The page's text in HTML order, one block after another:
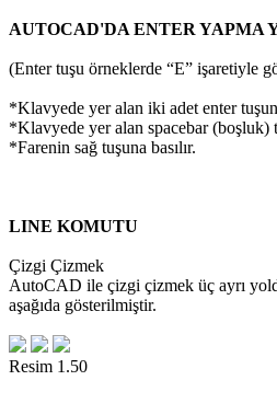
AUTOCAD'DA ENTER YAPMA
(Enter tuşu örneklerde “E” işaretiyle
*Klavyede yer alan iki adet enter
*Klavyede yer alan spacebar (boşluk)
*Farenin sağ tuşuna basılır.
LINE KOMUTU
Çizgi Çizmek
AutoCAD ile çizgi çizmek üç ayrı
aşağıda gösterilmiştir.
Resim 1.50